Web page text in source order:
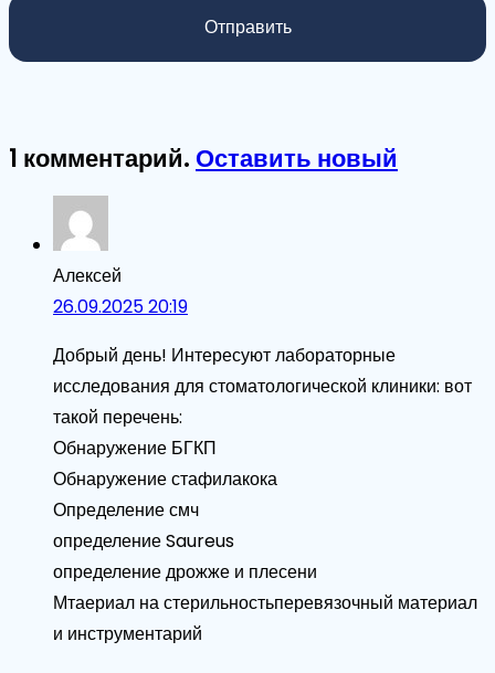
1 комментарий. Оставить новый
Алексей
26.09.2025 20:19
Добрый день! Интересуют лабораторные
исследования для стоматологической клиники: вот
такой перечень:
Обнаружение БГКП
Обнаружение стафилакока
Определение смч
определение Saureus
определение дрожже и плесени
Мтаериал на стерильностьперевязочный материал
и инструментарий